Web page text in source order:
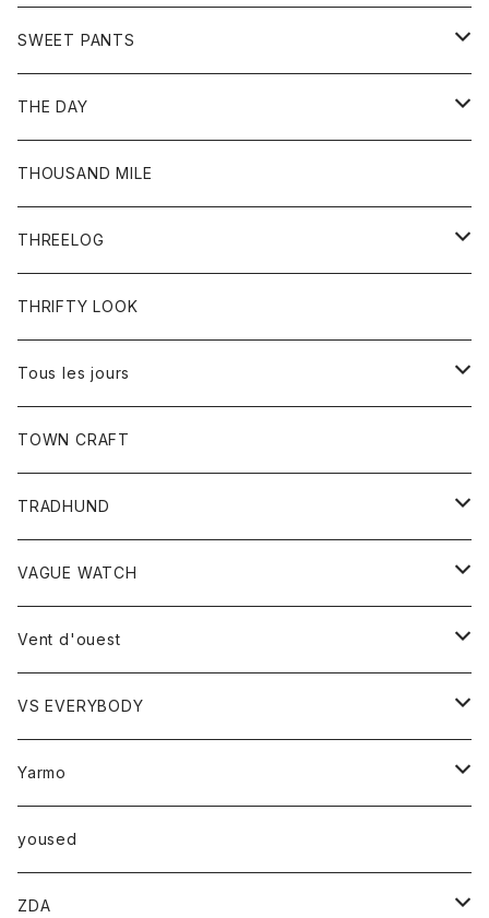
ワンピース
コート
リング
サンダル
アウター
Ｇジャン
ボトム
ジーンズ
SWEET PANTS
ボトム
ショートパンツ
THE DAY
トップス
Tシャツ
THOUSAND MILE
THREELOG
トップス
Tシャツ
THRIFTY LOOK
Tous les jours
トップス
レディース
カットソー
TOWN CRAFT
TRADHUND
セーター
ベスト
VAGUE WATCH
時計
Vent d'ouest
ボトム
スカート
トップス
ベスト
VS EVERYBODY
トップス
Ｔシャツ
Yarmo
アウター
コート
小物
yoused
ZDA